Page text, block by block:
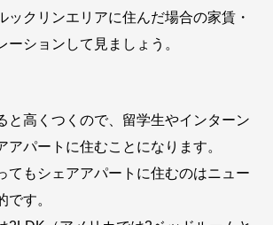
ックリンエリアに住んだ場合の家賃・
ーションして見ましょう。
と高くつくので、留学生やインターン
アパートに住むことになります。
てもシェアアパートに住むのはニュー
です。